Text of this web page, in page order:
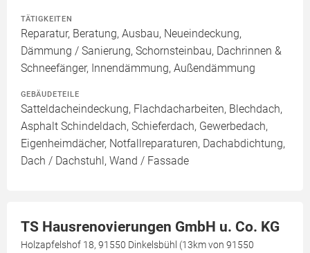
TÄTIGKEITEN
Reparatur, Beratung, Ausbau, Neueindeckung,
Dämmung / Sanierung, Schornsteinbau, Dachrinnen &
Schneefänger, Innendämmung, Außendämmung
GEBÄUDETEILE
Satteldacheindeckung, Flachdacharbeiten, Blechdach,
Asphalt Schindeldach, Schieferdach, Gewerbedach,
Eigenheimdächer, Notfallreparaturen, Dachabdichtung,
Dach / Dachstuhl, Wand / Fassade
TS Hausrenovierungen GmbH u. Co. KG
Holzapfelshof 18, 91550 Dinkelsbühl (13km von 91550